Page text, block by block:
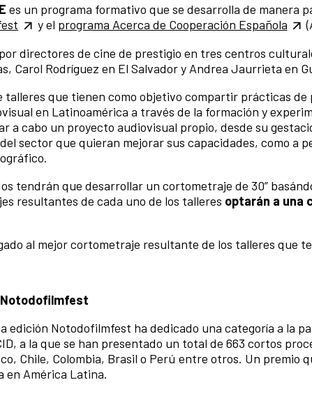
es un programa formativo que se desarrolla de manera
y el programa Acerca de Cooperación Española
directores de cine de prestigio en tres centros
Carol Rodríguez en El Salvador y Andrea Jaurrieta en
talleres que tienen como objetivo compartir prácticas
en Latinoamérica a través de la formación y
a cabo un proyecto audiovisual propio, desde su
sector que quieran mejorar sus capacidades, como a
tendrán que desarrollar un cortometraje de 30”
resultantes de cada uno de los talleres optarán a una
al mejor cortometraje resultante de los talleres que
Notodofilmfest
edición Notodofilmfest ha dedicado una categoría a la
a la que se han presentado un total de 663 cortos
Chile, Colombia, Brasil o Perú entre otros. Un premio
en América Latina.